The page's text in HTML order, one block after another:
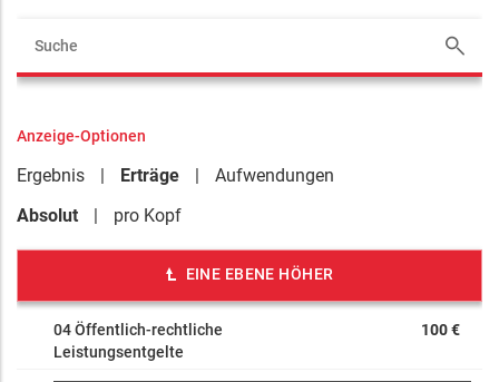
Anzeige-Optionen
Ergebnis Erträge
Aufwendungen
Absolut
pro Kopf
EINE EBENE HÖHER
04 Öffentlich-rechtliche
Leistungsentgelte
100 €